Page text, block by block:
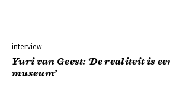
interview
Yuri van Geest: ‘De realiteit is
museum’